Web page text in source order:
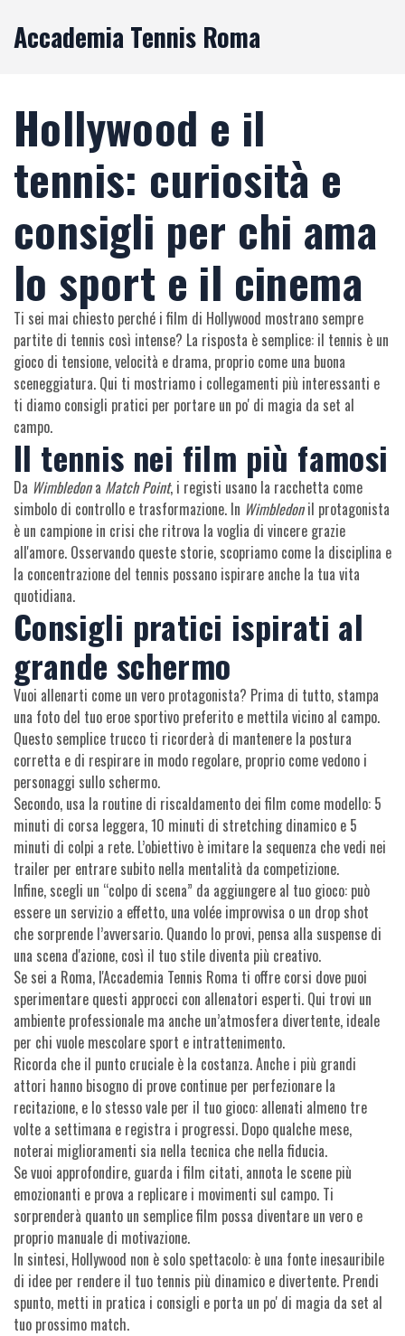
Accademia Tennis Roma
Hollywood e il
tennis: curiosità e
consigli per chi ama
lo sport e il cinema
Ti sei mai chiesto perché i film di Hollywood mostrano sempre
partite di tennis così intense? La risposta è semplice: il tennis è un
gioco di tensione, velocità e drama, proprio come una buona
sceneggiatura. Qui ti mostriamo i collegamenti più interessanti e
ti diamo consigli pratici per portare un po' di magia da set al
campo.
Il tennis nei film più famosi
Da Wimbledona Match Point, i registi usano la racchetta come
simbolo di controllo e trasformazione. In Wimbledonil protagonista
è un campione in crisi che ritrova la voglia di vincere grazie
all'amore. Osservando queste storie, scopriamo come la disciplina e
la concentrazione del tennis possano ispirare anche la tua vita
quotidiana.
Consigli pratici ispirati al
grande schermo
Vuoi allenarti come un vero protagonista? Prima di tutto, stampa
una foto del tuo eroe sportivo preferito e mettila vicino al campo.
Questo semplice trucco ti ricorderà di mantenere la postura
corretta e di respirare in modo regolare, proprio come vedono i
personaggi sullo schermo.
Secondo, usa la routine di riscaldamento dei film come modello: 5
minuti di corsa leggera, 10 minuti di stretching dinamico e 5
minuti di colpi a rete. L’obiettivo è imitare la sequenza che vedi nei
trailer per entrare subito nella mentalità da competizione.
Infine, scegli un “colpo di scena” da aggiungere al tuo gioco: può
essere un servizio a effetto, una volée improvvisa o un drop shot
che sorprende l’avversario. Quando lo provi, pensa alla suspense di
una scena d'azione, così il tuo stile diventa più creativo.
Se sei a Roma, l'Accademia Tennis Roma ti offre corsi dove puoi
sperimentare questi approcci con allenatori esperti. Qui trovi un
ambiente professionale ma anche un’atmosfera divertente, ideale
per chi vuole mescolare sport e intrattenimento.
Ricorda che il punto cruciale è la costanza. Anche i più grandi
attori hanno bisogno di prove continue per perfezionare la
recitazione, e lo stesso vale per il tuo gioco: allenati almeno tre
volte a settimana e registra i progressi. Dopo qualche mese,
noterai miglioramenti sia nella tecnica che nella fiducia.
Se vuoi approfondire, guarda i film citati, annota le scene più
emozionanti e prova a replicare i movimenti sul campo. Ti
sorprenderà quanto un semplice film possa diventare un vero e
proprio manuale di motivazione.
In sintesi, Hollywood non è solo spettacolo: è una fonte inesauribile
di idee per rendere il tuo tennis più dinamico e divertente. Prendi
spunto, metti in pratica i consigli e porta un po' di magia da set al
tuo prossimo match.